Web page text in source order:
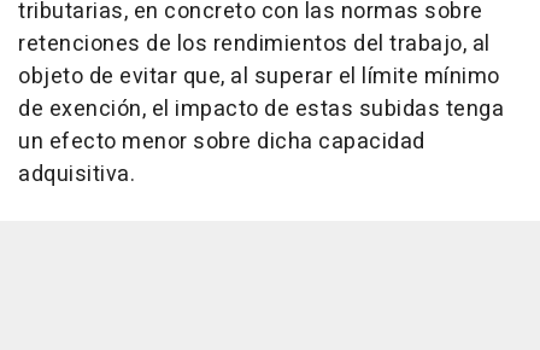
tributarias, en concreto con las normas sobre
retenciones de los rendimientos del trabajo, al
objeto de evitar que, al superar el límite mínimo
de exención, el impacto de estas subidas tenga
un efecto menor sobre dicha capacidad
adquisitiva.